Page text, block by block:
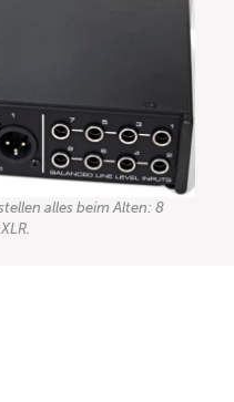
alles beim Alten: 8